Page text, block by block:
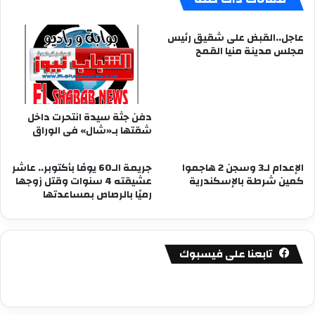
عاجل..القبض على شقيق رئيس
مجلس مدينة منيا القمح
دفن جثة سيدة انتحرت داخل
شقتها بـ«شال» فى الوراق
الإعدام لـ3 وسجن 2 هاجموا
كمين شرطة بالإسكندرية
جريمة الـ60 يومًا بأكتوبر.. عاشر
عشيقته 4 سنوات وقتل زوجها
رميًا بالرصاص بمساعدتها
تابعنا على فيسبوك